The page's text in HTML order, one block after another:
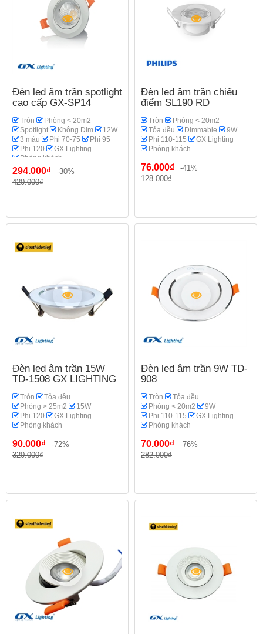
Đèn led âm trần spotlight
cao cấp GX-SP14
Tròn
Phòng < 20m2
Spotlight
Không Dim
12W
3 màu
Phi 70-75
Phi 95
Phi 120
GX Lighting
Phòng khách
294.000₫
-30%
420.000₫
Đèn led âm trần chiếu
điểm SL190 RD
Tròn
Phòng < 20m2
Tỏa đều
Dimmable
9W
Phi 110-115
GX Lighting
Phòng khách
76.000₫
-41%
128.000₫
Đèn led âm trần 15W
TD-1508 GX LIGHTING
Tròn
Tỏa đều
Phòng > 25m2
15W
Phi 120
GX Lighting
Phòng khách
90.000₫
-72%
320.000₫
Đèn led âm trần 9W TD-
908
Tròn
Tỏa đều
Phòng < 20m2
9W
Phi 110-115
GX Lighting
Phòng khách
70.000₫
-76%
282.000₫